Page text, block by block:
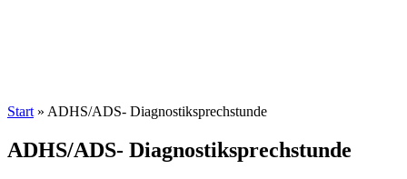
Start » ADHS/ADS- Diagnostiksprechstunde
ADHS/ADS- Diagnostiksprechstunde